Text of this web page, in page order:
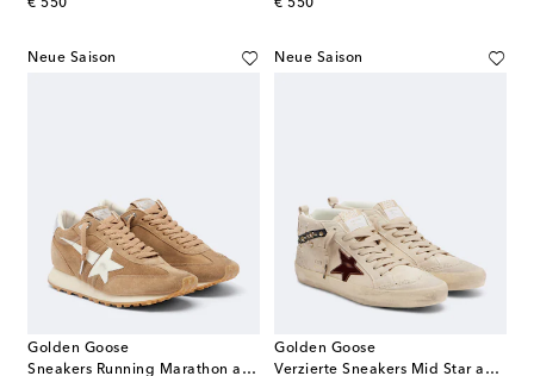
€ 550
€ 550
Neue Saison
Golden Goose
Sneakers Running Marathon aus Veloursleder
Neue Saison
Golden Goose
Verzierte Sneakers Mid Star aus Veloursleder